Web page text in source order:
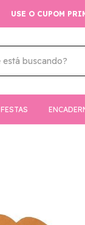
USE O CUPOM
FESTAS